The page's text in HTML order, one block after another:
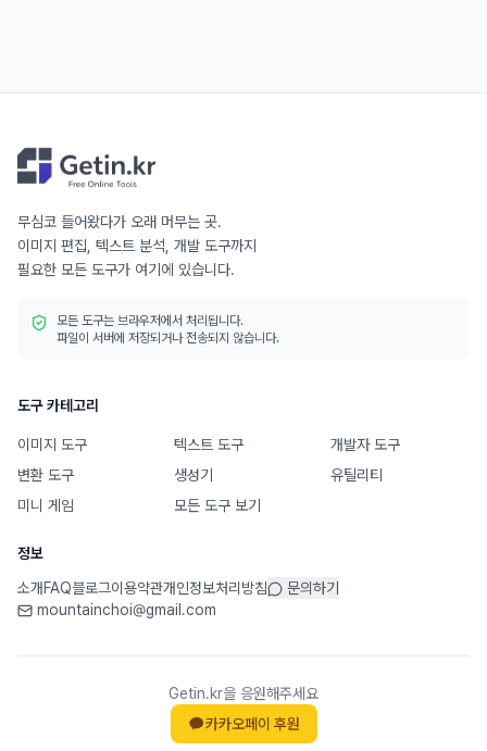
무심코 들어왔다가 오래 머무는 곳.
이미지 편집, 텍스트 분석, 개발 도구까지
필요한 모든 도구가 여기에 있습니다.
모든 도구는 브라우저에서 처리됩니다.
파일이 서버에 저장되거나 전송되지 않습니다.
도구 카테고리
이미지 도구 텍스트 도구
개발자 도구
변환 도구
생성기
유틸리티
미니 게임
모든 도구 보기
정보
소개 FAQ블로그이용약관개인정보처리방침
문의하기
mountainchoi@gmail.com
Getin.kr을 응원해주세요
카카오페이 후원